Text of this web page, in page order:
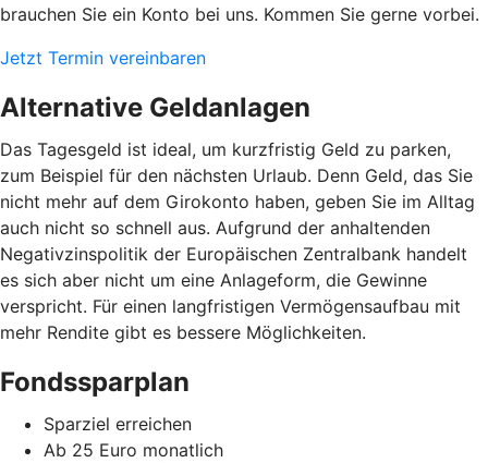
brauchen Sie ein Konto bei uns. Kommen Sie gerne vorbei.
Jetzt Termin vereinbaren
Alternative Geldanlagen
Das Tagesgeld ist ideal, um kurzfristig Geld zu parken,
zum Beispiel für den nächsten Urlaub. Denn Geld, das Sie
nicht mehr auf dem Girokonto haben, geben Sie im Alltag
auch nicht so schnell aus. Aufgrund der anhaltenden
Negativzinspolitik der Europäischen Zentralbank handelt
es sich aber nicht um eine Anlageform, die Gewinne
verspricht. Für einen langfristigen Vermögensaufbau mit
mehr Rendite gibt es bessere Möglichkeiten.
Fondssparplan
Sparziel erreichen
Ab 25 Euro monatlich